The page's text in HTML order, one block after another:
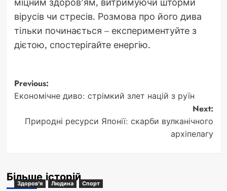
вірусів чи стресів. Розмова про його дива
тільки починається – експериментуйте з
дієтою, спостерігайте енергію.
Post
navigation
Previous:
Економічне диво: стрімкий злет націй з руїн
Next:
Природні ресурси Японії: скарби вулканічного
архіпелагу
Більше історій
Здоров'я Людина Спорт